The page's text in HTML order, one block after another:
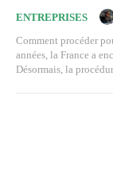
ENTREPRISES
Comment procéder
années, la France a
Désormais, la